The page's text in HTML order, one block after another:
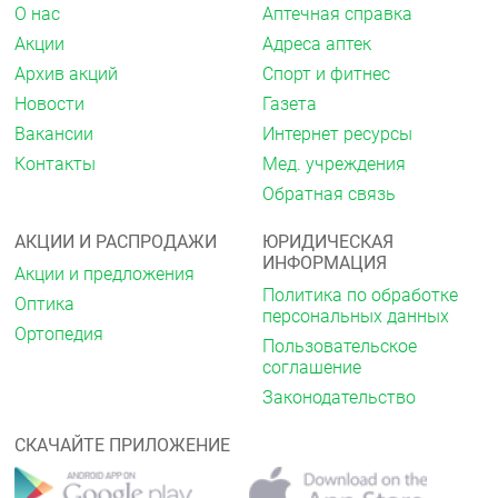
эффекты, не указанные в инструкции, сообщите об
Передозировка
В настоящее время о случаях передозировки
препаратом не сообщалось.
Взаимодействие с другими
лекарственными средствами
Особые указания
Длительное применение может вызвать реакции
повышенной чувствительности. В этом случае
следует прекратить применение препарата и
подобрать адекватные методы лечения. При
применении высоких доз и длительном курсе
лечения всасывающийся кетопрофен может
препаратами, имеющими высокое сродство к
О нас
Акции
Архив акций
Новости
Вакансии
Контакты
Аптечная справка
Адреса аптек
Спорт и фитнес
Газета
Интернет ресурсы
Мед. учреждения
Обратная связь
АКЦИИ И РАСПРОДАЖИ
Акции и предложения
Оптика
Ортопедия
ЮРИДИЧЕСКАЯ
ИНФОРМАЦИЯ
Политика по обработке
персональных данных
Пользовательское
соглашение
Законодательство
СКАЧАЙТЕ ПРИЛОЖЕНИЕ